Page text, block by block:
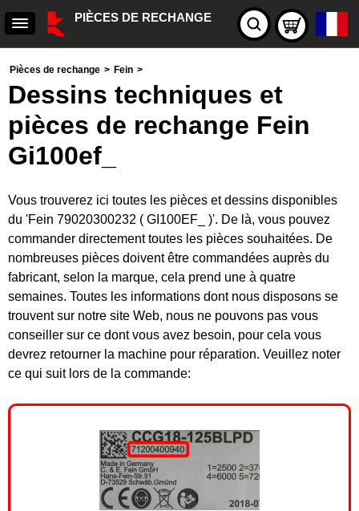
PIÈCES DE RECHANGE
Pièces de rechange > Fein >
Dessins techniques et
pièces de rechange Fein
Gi100ef_
Vous trouverez ici toutes les pièces et dessins disponibles
du 'Fein 79020300232 ( GI100EF_ )'. De là, vous pouvez
commander directement toutes les pièces souhaitées. De
nombreuses pièces doivent être commandées auprès du
fabricant, selon la marque, cela prend une à quatre
semaines. Toutes les informations dont nous disposons se
trouvent sur notre site Web, nous ne pouvons pas vous
conseiller sur ce dont vous avez besoin, pour cela vous
devrez retourner la machine pour réparation. Veuillez noter
ce qui suit lors de la commande: